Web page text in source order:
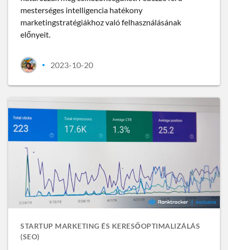
mesterséges intelligencia hatékony
marketingstratégiákhoz való felhasználásának
előnyeit.
• 2023-10-20
STARTUP MARKETING ÉS KERESŐOPTIMALIZÁLÁS
(SEO)